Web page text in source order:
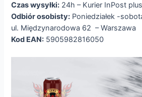
Czas wysyłki: 24h – Kurier InPost
Odbiór osobisty: Poniedziałek -
ul. Międzynarodowa 62 – Warszawa
Kod EAN: 5905982816050